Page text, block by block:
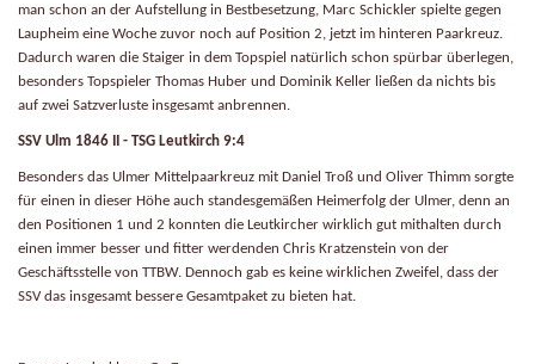
man schon an der Aufstellung in Bestbesetzung, Marc Schickler spielte gegen
Laupheim eine Woche zuvor noch auf Position 2, jetzt im hinteren Paarkreuz.
Dadurch waren die Staiger in dem Topspiel natürlich schon spürbar überlegen,
besonders Topspieler Thomas Huber und Dominik Keller ließen da nichts bis
auf zwei Satzverluste insgesamt anbrennen.
SSV Ulm 1846 II - TSG Leutkirch 9:4
Besonders das Ulmer Mittelpaarkreuz mit Daniel Troß und Oliver Thimm sorgte
für einen in dieser Höhe auch standesgemäßen Heimerfolg der Ulmer, denn an
den Positionen 1 und 2 konnten die Leutkircher wirklich gut mithalten durch
einen immer besser und fitter werdenden Chris Kratzenstein von der
Geschäftsstelle von TTBW. Dennoch gab es keine wirklichen Zweifel, dass der
SSV das insgesamt bessere Gesamtpaket zu bieten hat.